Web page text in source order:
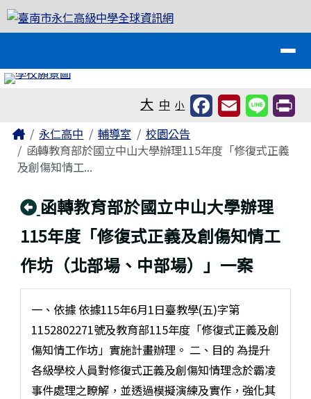
跳至主內容區
臺南市永仁高級中學全球資訊網
大 中 小
主內容區域
Home永仁高中 輔導室
校園公告
函轉教育部於國立中山大學辦理115年度「修復式正義
及創傷知情工...
回上頁
函轉教育部於國立中山大學辦理
115年度「修復式正義及創傷知情工
作坊（北部場、中部場）」一案
一、依據 依據115年6月1日臺教學(五)字第
1152802271號及教育部115年度「修復式正義及創
傷知情工作坊」實施計畫辦理。 二、目的 為提升
各級學校人員對修復式正義及創傷知情理念於霸凌
事件處理之瞭解，並透過模擬演練及實作，強化其
頁尾區域